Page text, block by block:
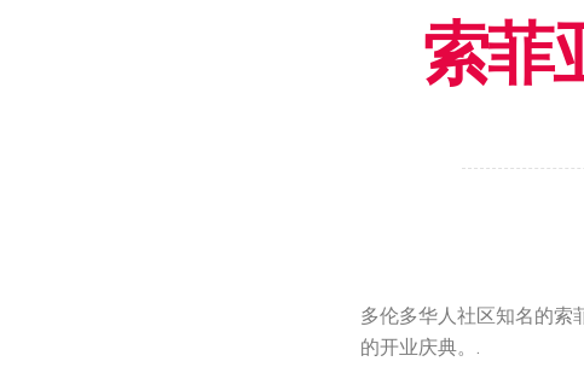
索菲
多伦多华人社区知名的索
的开业庆典。.